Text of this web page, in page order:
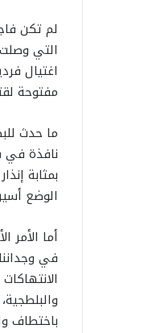
لم تكن
التي
اغتيال
مفتوحة
ما حدث
نافذة في
بمثابة
الوضع
أما
في
باختطاف